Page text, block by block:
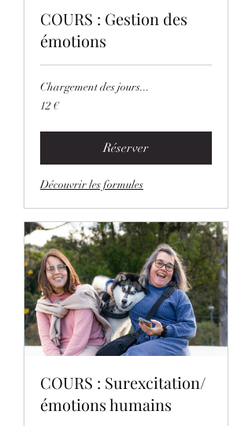
COURS : Gestion des
émotions
Chargement des jours...
12
euros
12 €
Réserver
Découvrir les formules
COURS : Surexcitation/
émotions humains